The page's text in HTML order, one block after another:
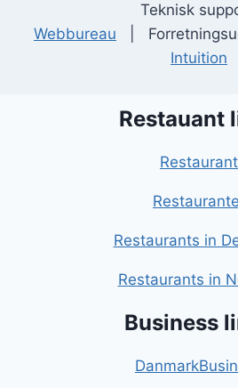
Teknisk
Webbureau |
Intuition
Restauant
Restaurant
Restaurants in
Restaurants in
Business